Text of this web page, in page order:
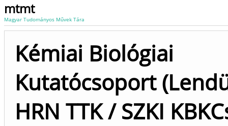
mtmt
Magyar Tudományos Művek Tára
Kémiai Biológiai
Kutatócsoport
HRN TTK / SZKI